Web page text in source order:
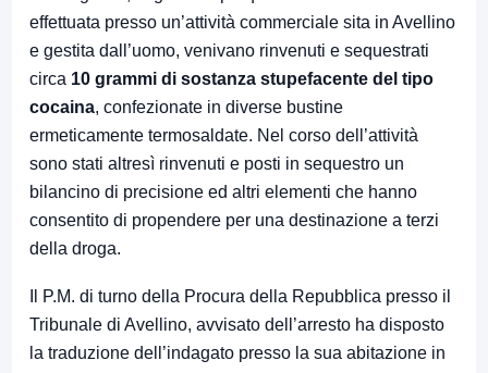
effettuata presso un’attività commerciale sita in Avellino
e gestita dall’uomo, venivano rinvenuti e sequestrati
circa 10 grammi di sostanza stupefacente del tipo
cocaina, confezionate in diverse bustine
ermeticamente termosaldate. Nel corso dell’attività
sono stati altresì rinvenuti e posti in sequestro un
bilancino di precisione ed altri elementi che hanno
consentito di propendere per una destinazione a terzi
della droga.
Il P.M. di turno della Procura della Repubblica presso il
Tribunale di Avellino, avvisato dell’arresto ha disposto
la traduzione dell’indagato presso la sua abitazione in